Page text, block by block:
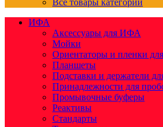
Все товары категории
ИФА
Аксессуары для ИФА
Мойки
Ориентаторы и пленки
Планшеты
Подставки и держатели
Принадлежности для
Промывочные буферы
Реактивы
Стандарты